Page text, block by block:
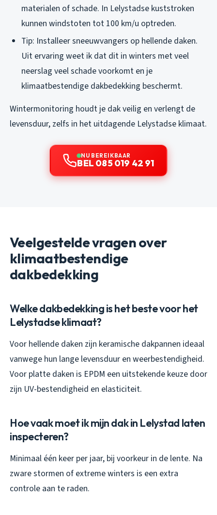
materialen of schade. In Lelystadse kuststroken
kunnen windstoten tot 100 km/u optreden.
Tip: Installeer sneeuwvangers op hellende daken.
Uit ervaring weet ik dat dit in winters met veel
neerslag veel schade voorkomt en je
klimaatbestendige dakbedekking beschermt.
Wintermonitoring houdt je dak veilig en verlengt de
levensduur, zelfs in het uitdagende Lelystadse klimaat.
NU BEREIKBAAR
BEL 085 019 42 91
Veelgestelde vragen over
klimaatbestendige
dakbedekking
Welke dakbedekking is het beste voor het
Lelystadse klimaat?
Voor hellende daken zijn keramische dakpannen ideaal
vanwege hun lange levensduur en weerbestendigheid.
Voor platte daken is EPDM een uitstekende keuze door
zijn UV-bestendigheid en elasticiteit.
Hoe vaak moet ik mijn dak in Lelystad laten
inspecteren?
Minimaal één keer per jaar, bij voorkeur in de lente. Na
zware stormen of extreme winters is een extra
controle aan te raden.